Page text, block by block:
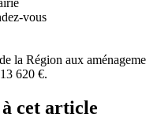
vous
la Région aux
620 €.
cet article